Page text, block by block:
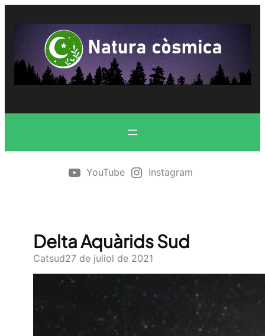
contingut
YouTube Instagram
Delta Aquàrids Sud
Catsud27 de juliol de 2021